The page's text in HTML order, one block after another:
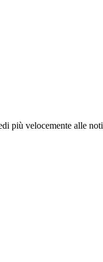
più velocemente alle